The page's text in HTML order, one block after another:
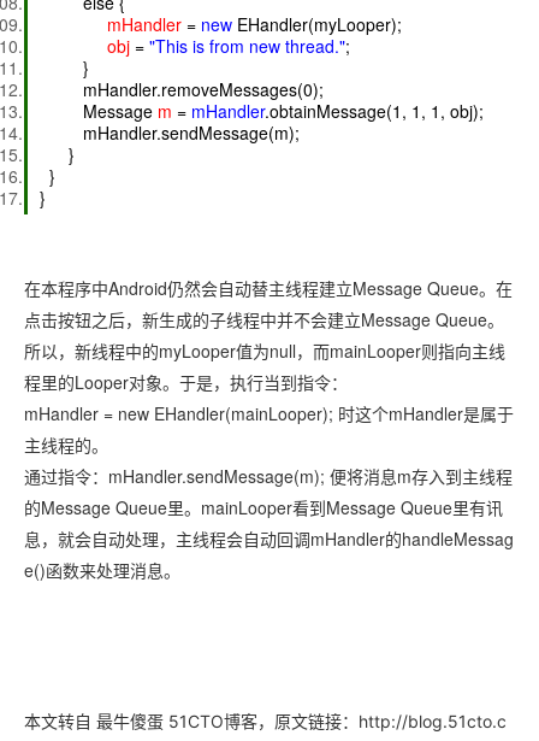
mHandler = new EHandler(myLooper);
obj = "This is from new thread.";
}
mHandler.removeMessages(0);
Message m = mHandler.obtainMessage(1, 1, 1, obj);
mHandler.sendMessage(m);
}
}
}
在本程序中Android仍然会自动替主线程建立Message Queue。在
点击按钮之后，新生成的子线程中并不会建立Message Queue。
所以，新线程中的myLooper值为null，而mainLooper则指向主线
程里的Looper对象。于是，执行当到指令：
mHandler = new EHandler(mainLooper); 时这个mHandler是属于
主线程的。
通过指令：mHandler.sendMessage(m); 便将消息m存入到主线程
的Message Queue里。mainLooper看到Message Queue里有讯
息，就会自动处理，主线程会自动回调mHandler的handleMessag
e()函数来处理消息。
本文转自 最牛傻蛋 51CTO博客，原文链接：http://blog.51cto.c